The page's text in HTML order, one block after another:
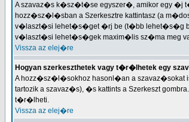
A szavaz�s k�sz�t�se egyszer�, amikor egy �j
hozz�sz�l�sban a Szerkesztre kattintasz (a
v�laszt�si lehet�s�get �rj be (t�bb lehet�s�g
v�laszt�si lehet�s�gek maxim�lis sz�ma meg
Vissza az elej�re
Hogyan szerkeszthetek vagy t�r�lhetek egy
A hozz�sz�l�sokhoz hasonl�an a
tartozik a szavaz�s), �s kattints a Szerkeszt
t�r�lheti.
Vissza az elej�re